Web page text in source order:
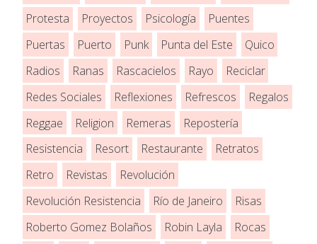
Protesta
Proyectos Psicología
Puentes
Puertas
Puerto Punk Punta del Este
Quico
Radios
Ranas Rascacielos Rayo
Reciclar
Redes Sociales
Reflexiones Refrescos
Regalos
Reggae
Religion Remeras
Repostería
Resistencia
Resort Restaurante
Retratos
Retro
Revistas
Revolución
Revolución Resistencia
Río de Janeiro
Risas
Roberto Gomez Bolaños
Robin Layla
Rocas